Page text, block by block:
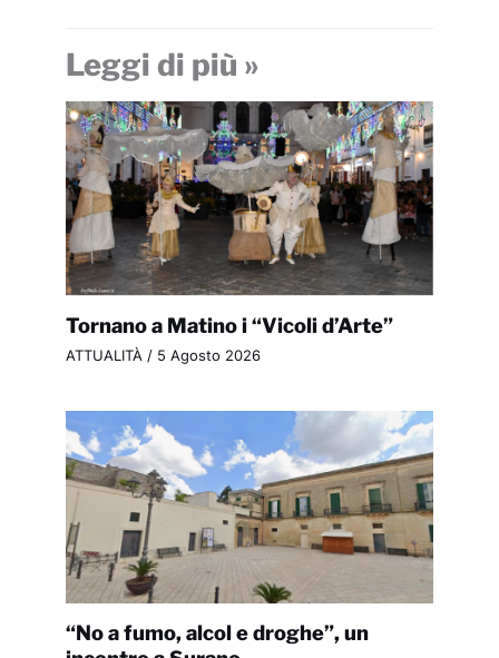
Leggi di più »
Tornano a Matino i “Vicoli d’Arte”
ATTUALITÀ / 5 Agosto 2026
“No a fumo, alcol e droghe”, un